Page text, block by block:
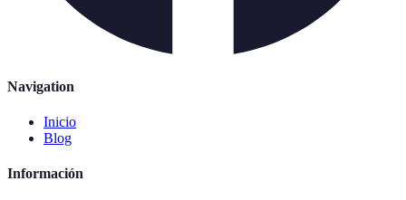
Navigation
Inicio
Blog
Información